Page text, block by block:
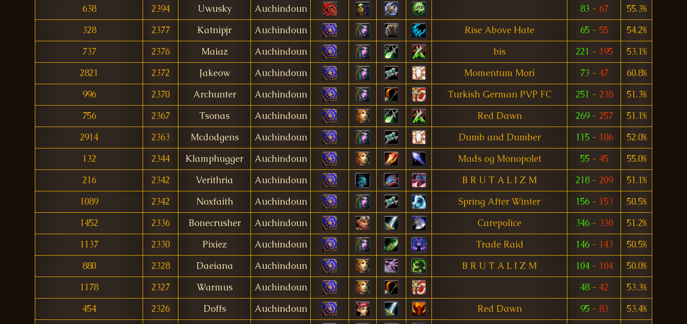
638
2394 Uwusky Auchindoun 83- 67
55.3%
328
2377 Katnipjr Auchindoun Rise Above Hate 65- 55
54.2%
737
2376 Maiaz Auchindoun bis 221 - 195
53.1%
2821
2372 Jakeow Auchindoun Momentum Mori 73- 47
60.8%
996
2370 Archunter Auchindoun Turkish German PVP FC 251 - 238
51.3%
756
2367 Tsonas Auchindoun Red Dawn 269- 257
51.1%
2914
2363 Mcdodgens Auchindoun Dumb and Dumber 115- 106
52.0%
132
2344 Klamphugger Auchindoun Mads og Monopolet 55- 45
55.0%
216
2342 Verithria Auchindoun B R U T A L I Z M 218- 209
51.1%
1089
2342 Noxfaith Auchindoun Spring After Winter 156- 153
50.5%
1452
2336 Bonecrusher Auchindoun Carepolice 346- 330
51.2%
1137
2330 Pixiez Auchindoun Trade Raid 146- 143
50.5%
880
2328 Daeiana Auchindoun B R U T A L I Z M 104- 104
50.0%
1178
2327 Warmus Auchindoun 48- 42
53.3%
454
2326 Doffs Auchindoun Red Dawn 95- 83
53.4%